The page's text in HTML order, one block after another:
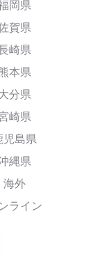
岡県
賀県
崎県
本県
分県
崎県
児島県
縄県
海外
ライン